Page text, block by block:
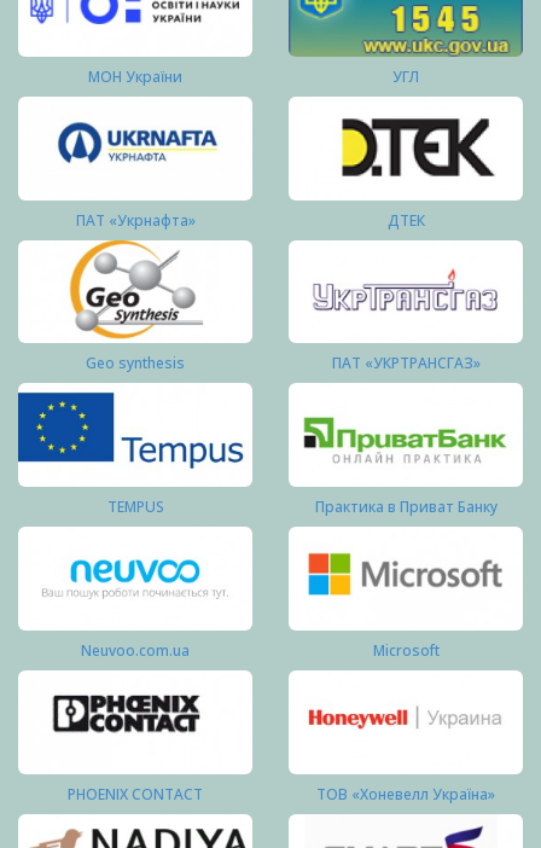
МОН України УГЛ
ПАТ «Укрнафта» ДТЕК
Geo synthesis ПАТ «УКРТРАНСГАЗ»
TEMPUS Практика в Приват Банку
Neuvoo.com.ua Microsoft
PHOENIX CONTACT ТОВ «Хоневелл Україна»